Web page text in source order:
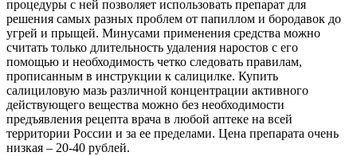
процедуры с ней позволяет использовать препарат для
решения самых разных проблем от папиллом и бородавок до
угрей и прыщей. Минусами применения средства можно
считать только длительность удаления наростов с его
помощью и необходимость четко следовать правилам,
прописанным в инструкции к салицилке. Купить
салициловую мазь различной концентрации активного
действующего вещества можно без необходимости
предъявления рецепта врача в любой аптеке на всей
территории России и за ее пределами. Цена препарата очень
низкая – 20-40 рублей.